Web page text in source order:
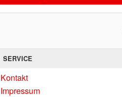
SERVICE
Kontakt
Impressum